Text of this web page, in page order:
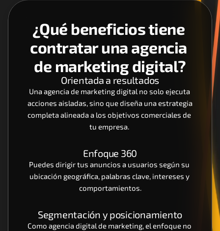
¿Qué beneficios tiene
contratar una agencia
de marketing digital?
Orientada a resultados
Una agencia de marketing digital no solo ejecuta
acciones aisladas, sino que diseña una estrategia
completa alineada a los objetivos comerciales de
tu empresa.
Enfoque 360
Puedes dirigir tus anuncios a usuarios según su
ubicación geográfica, palabras clave, intereses y
comportamientos.
Segmentación y posicionamiento
Como agencia digital de marketing, el enfoque no